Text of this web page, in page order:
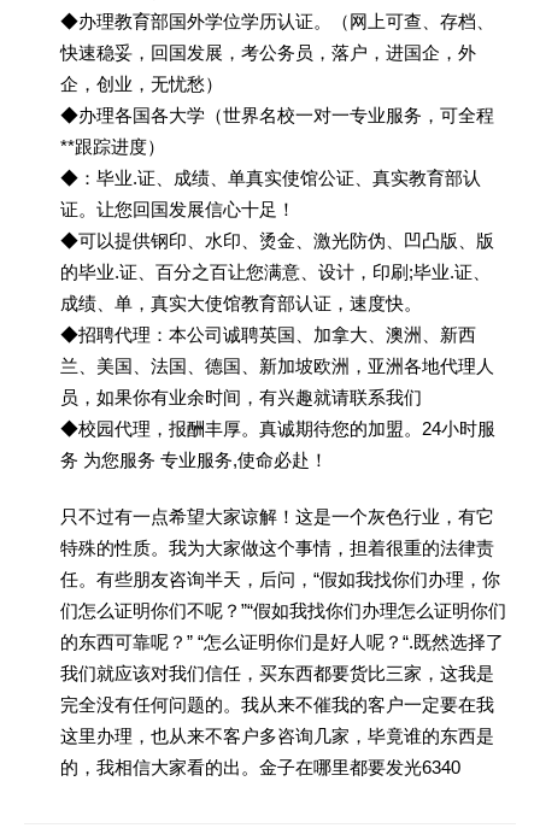
◆办理教育部国外学位学历认证。（网上可查、存档、
快速稳妥，回国发展，考公务员，落户，进国企，外
企，创业，无忧愁）
◆办理各国各大学（世界名校一对一专业服务，可全程
**跟踪进度）
◆：毕业.证、成绩、单真实使馆公证、真实教育部认
证。让您回国发展信心十足！
◆可以提供钢印、水印、烫金、激光防伪、凹凸版、版
的毕业.证、百分之百让您满意、设计，印刷;毕业.证、
成绩、单，真实大使馆教育部认证，速度快。
◆招聘代理：本公司诚聘英国、加拿大、澳洲、新西
兰、美国、法国、德国、新加坡欧洲，亚洲各地代理人
员，如果你有业余时间，有兴趣就请联系我们
◆校园代理，报酬丰厚。真诚期待您的加盟。24小时服
务 为您服务 专业服务,使命必赴！
只不过有一点希望大家谅解！这是一个灰色行业，有它
特殊的性质。我为大家做这个事情，担着很重的法律责
任。有些朋友咨询半天，后问，“假如我找你们办理，你
们怎么证明你们不呢？”“假如我找你们办理怎么证明你们
的东西可靠呢？” “怎么证明你们是好人呢？“.既然选择了
我们就应该对我们信任，买东西都要货比三家，这我是
完全没有任何问题的。我从来不催我的客户一定要在我
这里办理，也从来不客户多咨询几家，毕竟谁的东西是
的，我相信大家看的出。金子在哪里都要发光6340